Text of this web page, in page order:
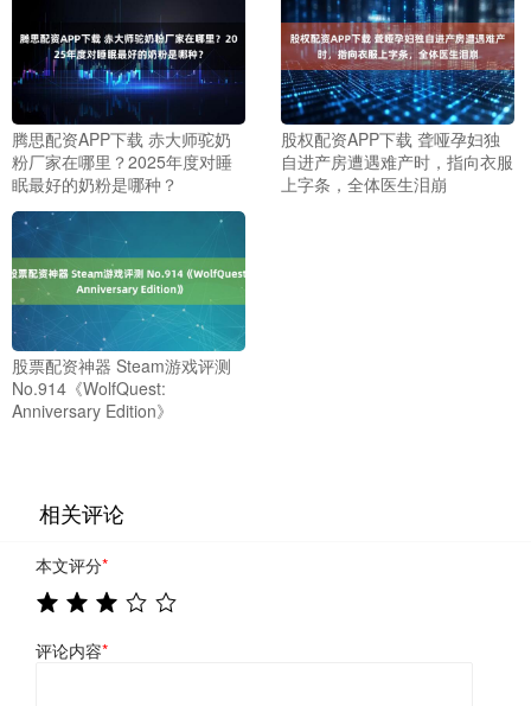
腾思配资APP下载 赤大师驼奶
粉厂家在哪里？2025年度对睡
眠最好的奶粉是哪种？
股权配资APP下载 聋哑孕妇独
自进产房遭遇难产时，指向衣服
上字条，全体医生泪崩
股票配资神器 Steam游戏评测
No.914《WolfQuest:
Anniversary Edition》
相关评论
本文评分*
评论内容*